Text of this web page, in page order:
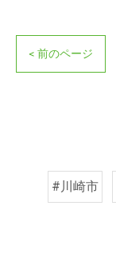
< 前のページ
#川崎市